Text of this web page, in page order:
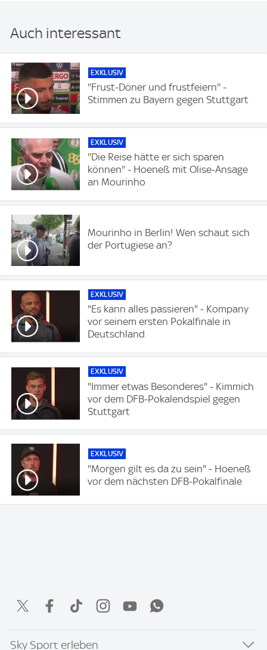
Auch interessant
EXKLUSIV
''Frust-Döner und frustfeiern'' -
Stimmen zu Bayern gegen Stuttgart
EXKLUSIV
''Die Reise hätte er sich sparen
können'' - Hoeneß mit Olise-Ansage
an Mourinho
Mourinho in Berlin! Wen schaut sich
der Portugiese an?
EXKLUSIV
"Es kann alles passieren" - Kompany
vor seinem ersten Pokalfinale in
Deutschland
EXKLUSIV
"Immer etwas Besonderes" - Kimmich
vor dem DFB-Pokalendspiel gegen
Stuttgart
EXKLUSIV
"Morgen gilt es da zu sein" - Hoeneß
vor dem nächsten DFB-Pokalfinale
Sky Sport erleben